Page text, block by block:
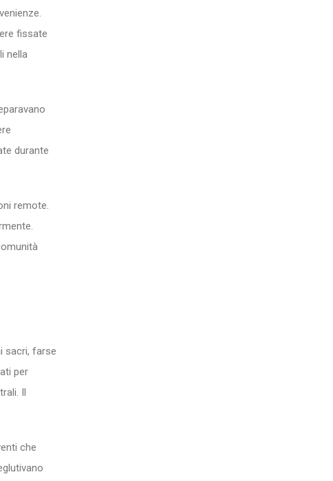
fissate
nella
durante
remote.
sacri, farse
per
Il
che